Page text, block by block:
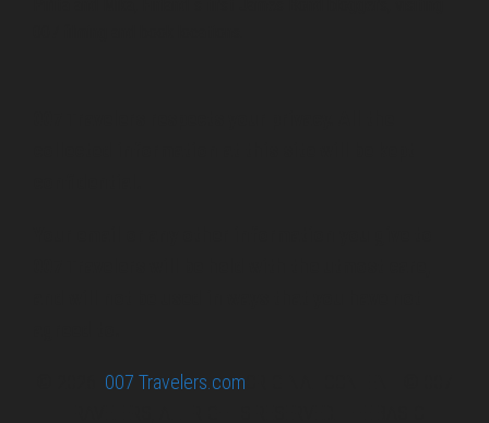
007 Travelers.com